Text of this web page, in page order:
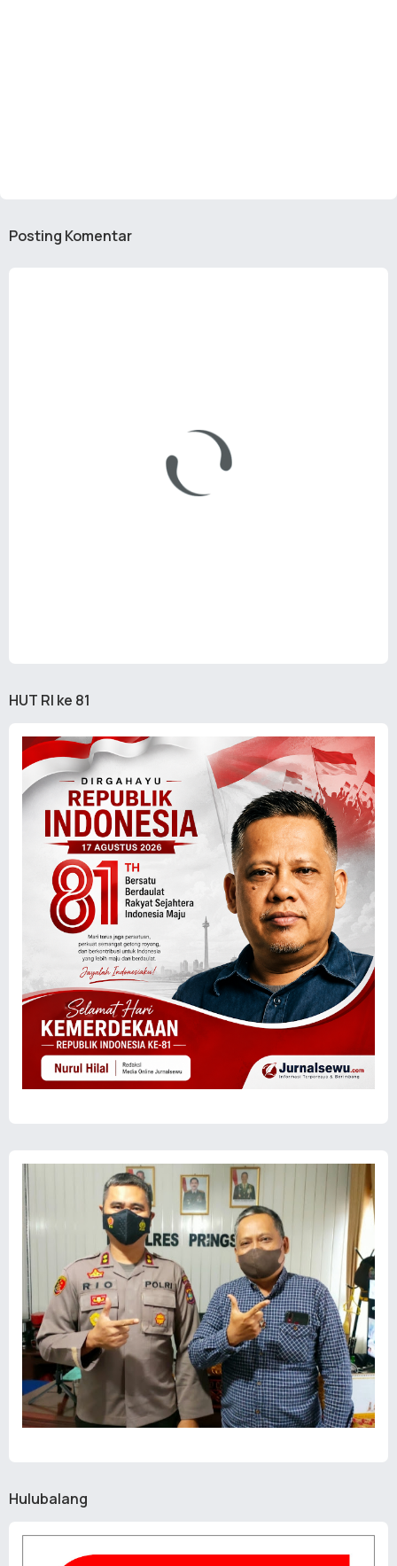
Posting Komentar
HUT RI ke 81
Hulubalang